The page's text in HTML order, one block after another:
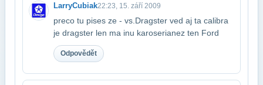
LarryCubiak22:23, 15. září 2009
preco tu pises ze - vs.Dragster ved aj ta calibra
je dragster len ma inu karoseria​nez ten Ford
Odpovědět